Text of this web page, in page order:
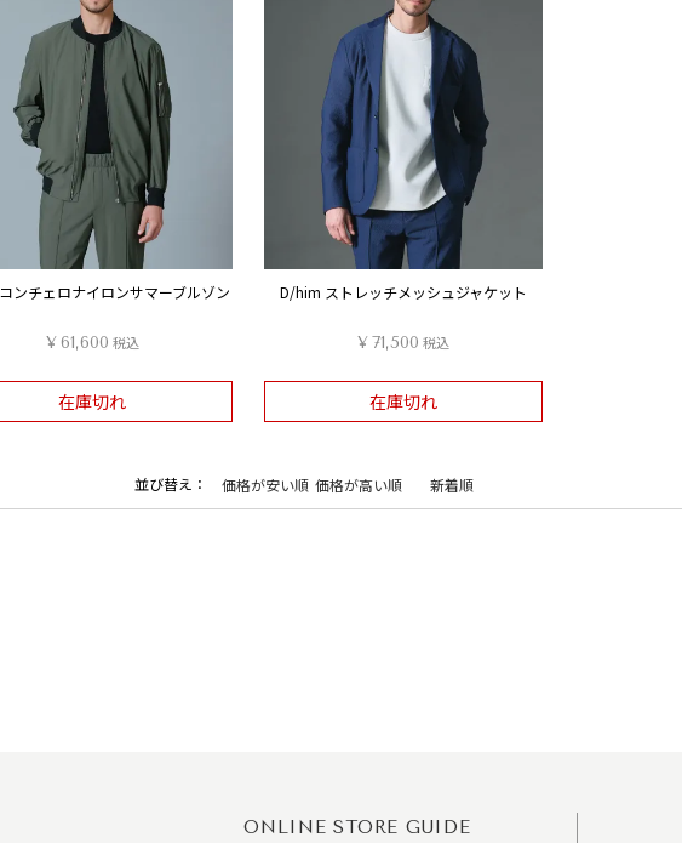
ンチェロナイロンサマーブルゾン
¥61,600 税込
在庫切れ
D/him ストレッチメッシュジャケット
¥71,500 税込
在庫切れ
並び替え 価格が安い順 価格が高い順 新着順
ONLINE STORE GUIDE